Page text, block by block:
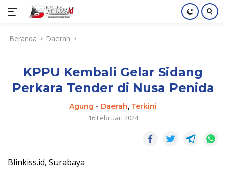
Beranda Daerah
KPPU Kembali Gelar Sidang
Perkara Tender di Nusa Penida
Agung - Daerah, Terkini
16 Februari 2024
Blinkiss.id, Surabaya